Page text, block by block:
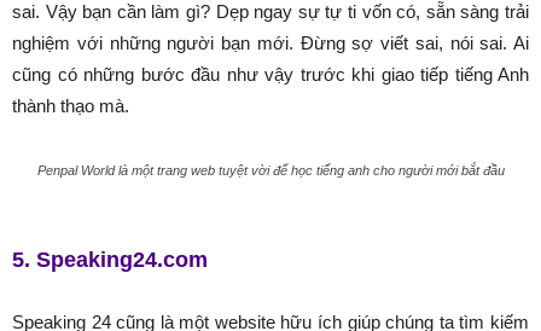
sai. Vậy bạn cần làm gì? Dẹp ngay sự tự ti vốn có, sẵn sàng trải
nghiệm với những người bạn mới. Đừng sợ viết sai, nói sai. Ai
cũng có những bước đầu như vậy trước khi giao tiếp tiếng Anh
thành thạo mà.
Penpal World là một trang web tuyệt vời để học tiếng anh cho người mới bắt đầu
5. Speaking24.com
Speaking 24 cũng là một website hữu ích giúp chúng ta tìm kiếm